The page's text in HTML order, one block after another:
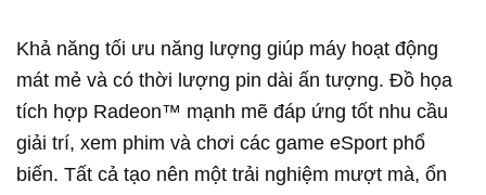
Khả năng tối ưu năng lượng giúp máy hoạt động
mát mẻ và có thời lượng pin dài ấn tượng. Đồ họa
tích hợp Radeon™ mạnh mẽ đáp ứng tốt nhu cầu
giải trí, xem phim và chơi các game eSport phổ
biến. Tất cả tạo nên một trải nghiệm mượt mà, ổn